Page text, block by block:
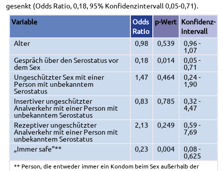
gesenkt (Odds Ratio, 0,18, 95% Konfidenzintervall 0,05-0,71).
Variable
Odds
Ratio
p-Wert Konfidenz­
intervall
Alter
0,98 0,539 0,96 -
1,07
Gespräch über den Serostatus vor
dem Sex
0,18 0,014 0,05 -
0,71
Ungeschützter Sex mit einer
Person mit unbekanntem
Serostatus
1,47 0,464 0,24 -
1,90
Insertiver ungeschützter
Analverkehr mit einer Person mit
unbekanntem Serostatus
0,83 0,785 0,32 -
4,47
Rezeptiver ungeschützter
Analverkehr mit einer Person mit
unbekanntem Serostatus
2,13 0,249 0,59 -
7,69
„Immer safe“**
0,23 0,004 0,08 -
0,625
** Person, die entweder immer ein Kondom beim Sex außerhalb der